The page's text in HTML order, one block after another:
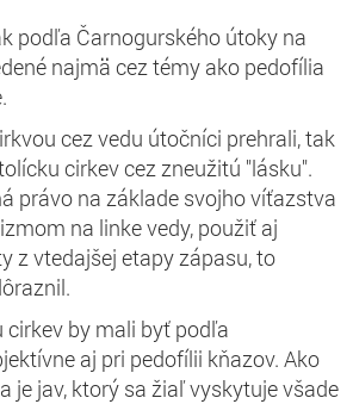
podľa Čarnogurského útoky na
najmä cez témy ako pedofília
cez vedu útočníci prehrali, tak
cirkev cez zneužitú "lásku".
právo na základe svojho víťazstva
na linke vedy, použiť aj
z vtedajšej etapy zápasu, to
by mali byť podľa
aj pri pedofílii kňazov. Ako
je jav, ktorý sa žiaľ vyskytuje všade